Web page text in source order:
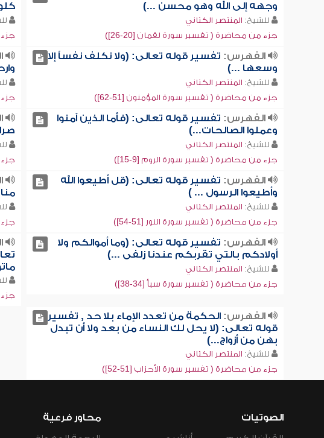
وجهه إلى الله وهو محسن ...)
للشيخ: المنتصر الكتاني
جزء من محاضرة ( تفسير سورة لقمان [20-26])
جزء
الفهرس: تفسير قوله تعالى: (ولا نكلف نفساً إلا
وسعها ...)
للشيخ: المنتصر الكتاني
جزء من محاضرة ( تفسير سورة المؤمنون [51-62])
جزء
الفهرس: تفسير قوله تعالى: (فأما الذين آمنوا
وعملوا الصالحات...)
للشيخ: المنتصر الكتاني
جزء من محاضرة ( تفسير سورة الروم [9-15])
جزء
الفهرس: تفسير قوله تعالى: (قل أطيعوا الله
وأطيعوا الرسول ... )
للشيخ: المنتصر الكتاني
جزء من محاضرة ( تفسير سورة النور [51-54])
جزء
الفهرس: تفسير قوله تعالى: (وما أموالكم ولا
أولادكم بالتي تقربكم عندنا زلفى ...)
للشيخ: المنتصر الكتاني
جزء من محاضرة ( تفسير سورة سبأ [34-38])
جزء
الفهرس:الحكمة من تعدد الإماء بلا حد , تفسير
قوله تعالى: (لا يحل لك النساء من بعد ولا أن تبدل
بهن من أزواج...)
للشيخ: المنتصر الكتاني
جزء من محاضرة ( تفسير سورة الأحزاب [51-52])
الصوتيات
محاور فرعية